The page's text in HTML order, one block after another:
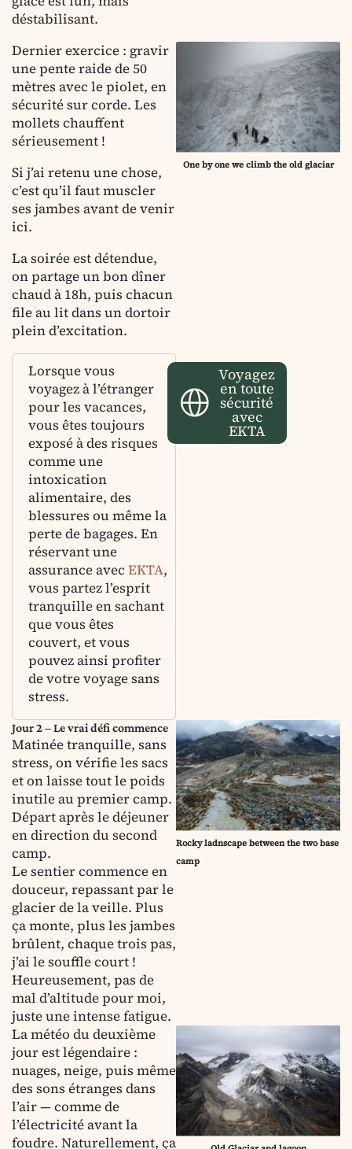
déstabilisant.
Dernier exercice : gravir
une pente raide de 50
mètres avec le piolet, en
sécurité sur corde. Les
mollets chauffent
sérieusement !
Si j’ai retenu une chose,
c’est qu’il faut muscler
ses jambes avant de venir
ici.
La soirée est détendue,
on partage un bon dîner
chaud à 18h, puis chacun
file au lit dans un dortoir
plein d’excitation.
Lorsque vous
voyagez à l’étranger
pour les vacances,
vous êtes toujours
exposé à des risques
comme une
intoxication
alimentaire, des
blessures ou même la
perte de bagages. En
réservant une
assurance avecEKTA,
vous partez l’esprit
tranquille en sachant
que vous êtes
couvert, et vous
pouvez ainsi profiter
de votre voyage sans
stress.
Voyagez
en toute
sécurité
avec
EKTA
One by one we climb the old glaciar
Rocky ladnscape between the two base
camp
Jour 2 – Le vrai défi commence
Matinée tranquille, sans
stress, on vérifie les sacs
et on laisse tout le poids
inutile au premier camp.
Départ après le déjeuner
en direction du second
camp.
Le sentier commence en
douceur, repassant par le
glacier de la veille. Plus
ça monte, plus les jambes
brûlent, chaque trois pas,
j’ai le souffle court !
Heureusement, pas de
mal d’altitude pour moi,
juste une intense fatigue.
La météo du deuxième
jour est légendaire :
nuages, neige, puis même
des sons étranges dans
l’air — comme de
l’électricité avant la
foudre. Naturellement, ça